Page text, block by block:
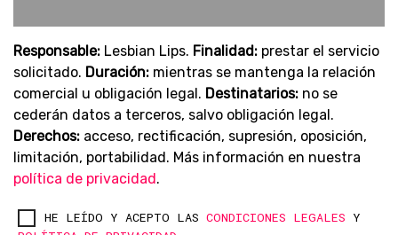
Responsable: Lesbian Lips. Finalidad: prestar el servicio
solicitado. Duración: mientras se mantenga la relación
comercial u obligación legal. Destinatarios: no se
cederán datos a terceros, salvo obligación legal.
Derechos: acceso, rectificación, supresión, oposición,
limitación, portabilidad. Más información en nuestra
política de privacidad.
HE LEÍDO Y ACEPTO LAS CONDICIONES LEGALES Y